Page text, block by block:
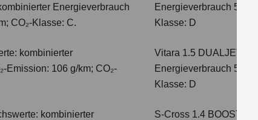
Energieverbrauch
CO₂-Klasse: C.
kombinierter
Emission: 106 g/km; CO₂-
kombinierter
Energieverbrauch 5,6 l/
Klasse: D
Vitara 1.5 DUALJET
Energieverbrauch 5,6 l/
Klasse: D
S-Cross 1.4